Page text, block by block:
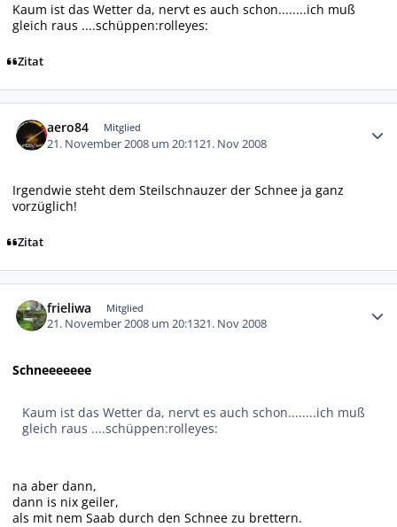
Kaum ist das Wetter da, nervt es auch schon........ich muß
gleich raus ....schüppen:rolleyes:
Zitat
aero84 Mitglied
21. November 2008 um 20:1121. Nov 2008
Irgendwie steht dem Steilschnauzer der Schnee ja ganz
vorzüglich!
Zitat
frieliwa Mitglied
21. November 2008 um 20:1321. Nov 2008
Schneeeeeee
Kaum ist das Wetter da, nervt es auch schon........ich muß
gleich raus ....schüppen:rolleyes:
na aber dann,
dann is nix geiler,
als mit nem Saab durch den Schnee zu brettern.